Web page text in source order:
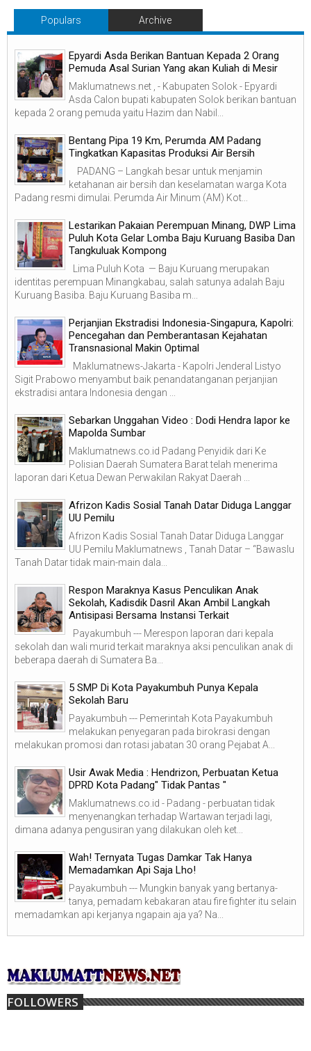
Populars Archive
Epyardi Asda Berikan Bantuan Kepada 2 Orang
Pemuda Asal Surian Yang akan Kuliah di Mesir
Maklumatnews.net , - Kabupaten Solok - Epyardi
Asda Calon bupati kabupaten Solok berikan bantuan
kepada 2 orang pemuda yaitu Hazim dan Nabil...
‎Bentang Pipa 19 Km, Perumda AM Padang
Tingkatkan Kapasitas Produksi Air Bersih
‎ ‎ PADANG – Langkah besar untuk menjamin
ketahanan air bersih dan keselamatan warga Kota
Padang resmi dimulai. Perumda Air Minum (AM) Kot...
Lestarikan Pakaian Perempuan Minang, DWP Lima
Puluh Kota Gelar Lomba Baju Kuruang Basiba Dan
Tangkuluak Kompong
Lima Puluh Kota — Baju Kuruang merupakan
identitas perempuan Minangkabau, salah satunya adalah Baju
Kuruang Basiba. Baju Kuruang Basiba m...
Perjanjian Ekstradisi Indonesia-Singapura, Kapolri:
Pencegahan dan Pemberantasan Kejahatan
Transnasional Makin Optimal
Maklumatnews-Jakarta - Kapolri Jenderal Listyo
Sigit Prabowo menyambut baik penandatanganan perjanjian
ekstradisi antara Indonesia dengan ...
Sebarkan Unggahan Video : Dodi Hendra lapor ke
Mapolda Sumbar
Maklumatnews.co.id Padang Penyidik dari Ke
Polisian Daerah Sumatera Barat telah menerima
laporan dari Ketua Dewan Perwakilan Rakyat Daerah ...
Afrizon Kadis Sosial Tanah Datar Diduga Langgar
UU Pemilu
Afrizon Kadis Sosial Tanah Datar Diduga Langgar
UU Pemilu Maklumatnews , Tanah Datar – “Bawaslu
Tanah Datar tidak main-main dala...
Respon Maraknya Kasus Penculikan Anak
Sekolah, Kadisdik Dasril Akan Ambil Langkah
Antisipasi Bersama Instansi Terkait
Payakumbuh --- Merespon laporan dari kepala
sekolah dan wali murid terkait maraknya aksi penculikan anak di
beberapa daerah di Sumatera Ba...
5 SMP Di Kota Payakumbuh Punya Kepala
Sekolah Baru
Payakumbuh --- Pemerintah Kota Payakumbuh
melakukan penyegaran pada birokrasi dengan
melakukan promosi dan rotasi jabatan 30 orang Pejabat A...
Usir Awak Media : Hendrizon, Perbuatan Ketua
DPRD Kota Padang" Tidak Pantas "
Maklumatnews.co.id - Padang - perbuatan tidak
menyenangkan terhadap Wartawan terjadi lagi,
dimana adanya pengusiran yang dilakukan oleh ket...
Wah! Ternyata Tugas Damkar Tak Hanya
Memadamkan Api Saja Lho!
Payakumbuh --- Mungkin banyak yang bertanya-
tanya, pemadam kebakaran atau fire fighter itu selain
memadamkan api kerjanya ngapain aja ya? Na...
FOLLOWERS